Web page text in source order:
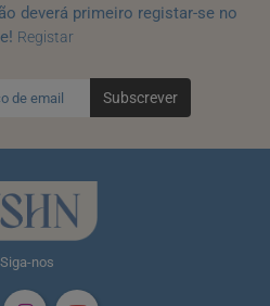
deverá primeiro registar-se no
Registar
Subscrever
Siga-nos